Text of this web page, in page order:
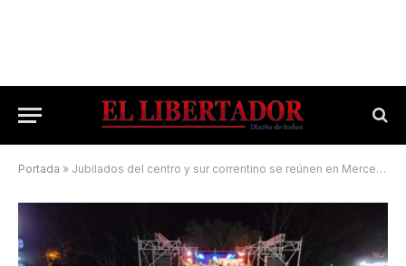
Portada » Jubilados del centro y sur correntino se reúnen en Mercedes